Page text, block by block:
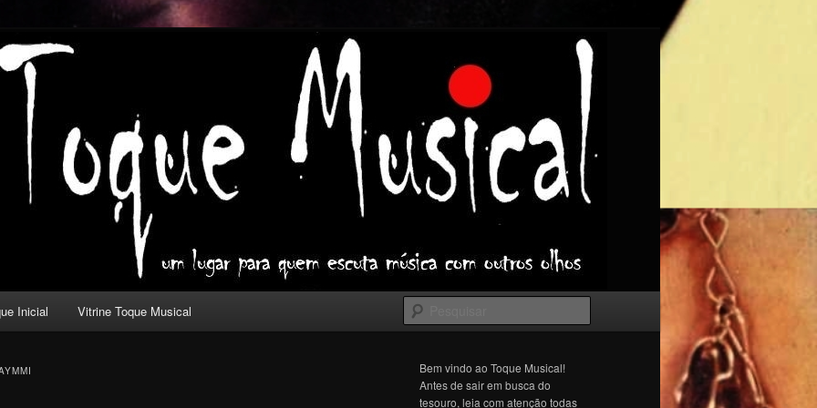
com outros olhos.
Inicial Vitrine Toque Musical
Bem vindo ao Toque Musical!
Antes de sair em busca do
tesouro, leia com atenção todas